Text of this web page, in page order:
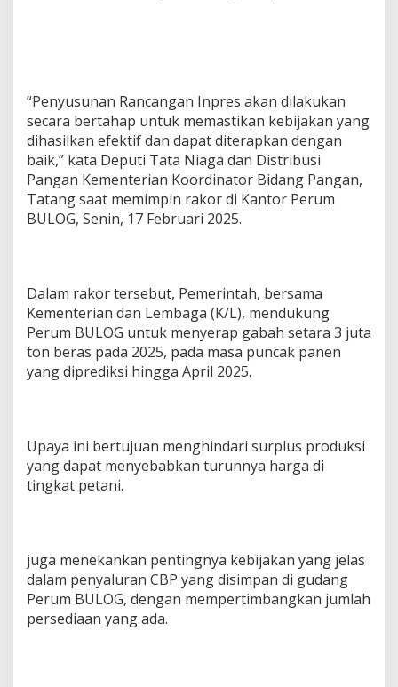
“Penyusunan Rancangan Inpres akan dilakukan
secara bertahap untuk memastikan kebijakan yang
dihasilkan efektif dan dapat diterapkan dengan
baik,” kata Deputi Tata Niaga dan Distribusi
Pangan Kementerian Koordinator Bidang Pangan,
Tatang saat memimpin rakor di Kantor Perum
BULOG, Senin, 17 Februari 2025.
Dalam rakor tersebut, Pemerintah, bersama
Kementerian dan Lembaga (K/L), mendukung
Perum BULOG untuk menyerap gabah setara 3 juta
ton beras pada 2025, pada masa puncak panen
yang diprediksi hingga April 2025.
Upaya ini bertujuan menghindari surplus produksi
yang dapat menyebabkan turunnya harga di
tingkat petani.
juga menekankan pentingnya kebijakan yang jelas
dalam penyaluran CBP yang disimpan di gudang
Perum BULOG, dengan mempertimbangkan jumlah
persediaan yang ada.